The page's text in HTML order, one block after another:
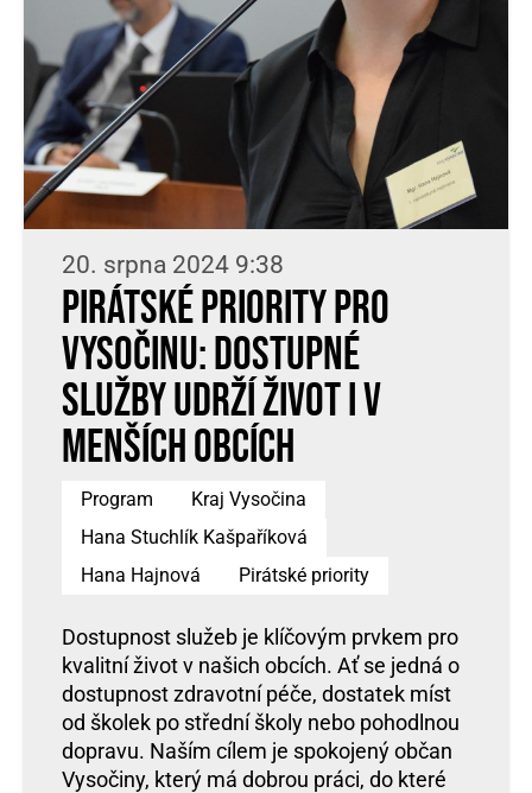
20. srpna 2024 9:38
Pirátské priority pro
Vysočinu: Dostupné
služby udrží život i v
menších obcích
Program
Kraj Vysočina
Hana Stuchlík Kašpaříková
Hana Hajnová
Pirátské priority
Dostupnost služeb je klíčovým prvkem pro
kvalitní život v našich obcích. Ať se jedná o
dostupnost zdravotní péče, dostatek míst
od školek po střední školy nebo pohodlnou
dopravu. Naším cílem je spokojený občan
Vysočiny, který má dobrou práci, do které